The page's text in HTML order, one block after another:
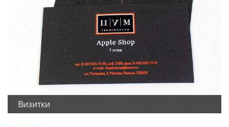
Визитки